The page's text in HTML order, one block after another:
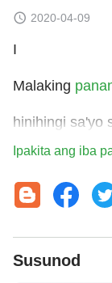
2020-04-09
I
Malaking
hinihingi sa'yo
Maaring
dahil gawaing
ay ang
Ipakita ang iba
Susunod